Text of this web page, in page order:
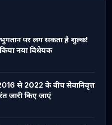
पर लग सकता है शुल्क!
नया विधेयक
से 2022 के बीच सेवानिवृत्त
जारी किए जाएं